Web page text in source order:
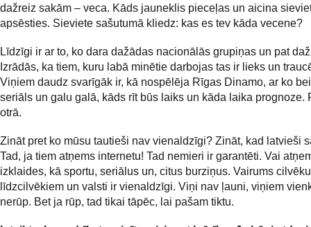
dažreiz sakām – veca. Kāds jauneklis pieceļas un aicina
apsēsties. Sieviete sašutumā kliedz: kas es tev kāda vecene?
Līdzīgi ir ar to, ko dara dažādas nacionālās grupiņas un pat
Izrādās, ka tiem, kuru labā minētie darbojas tas ir lieks un
Viņiem daudz svarīgāk ir, kā nospēlēja Rīgas Dinamo, ar ko
seriāls un galu galā, kāds rīt būs laiks un kāda laika prognoze.
otrā.
Zināt pret ko mūsu tautieši nav vienaldzīgi? Zināt, kad latvieši
Tad, ja tiem atņems internetu! Tad nemieri ir garantēti. Vai
izklaides, kā sportu, seriālus un, citus burziņus. Vairums
līdzcilvēkiem un valsti ir vienaldzīgi. Viņi nav ļauni, viņiem
nerūp. Bet ja rūp, tad tikai tāpēc, lai pašam tiktu.